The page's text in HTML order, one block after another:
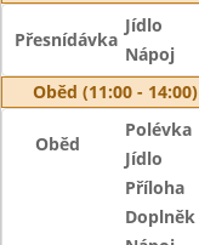
Přesnídávka
Jídlo
Nápoj
Oběd (11:00 - 14:00)
Oběd
Polévka
Jídlo
Příloha
Doplněk